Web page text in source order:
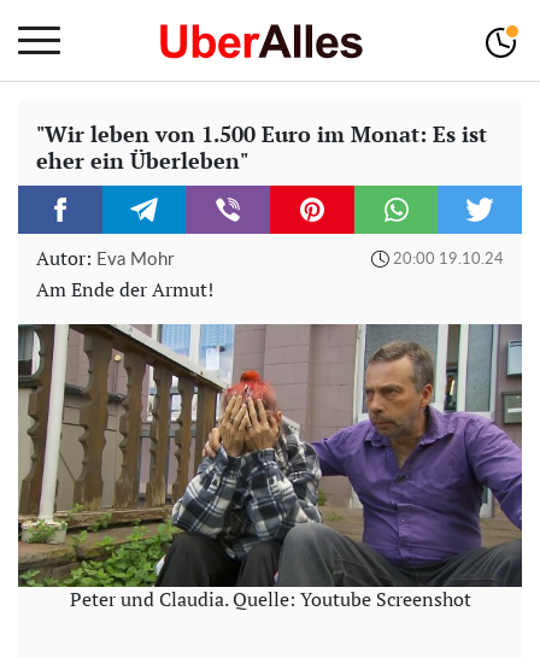
"Wir leben von 1.500 Euro im Monat: Es ist
eher ein Überleben"
Autor: Eva Mohr 20:00 19.10.24
Am Ende der Armut!
Peter und Claudia. Quelle: Youtube Screenshot